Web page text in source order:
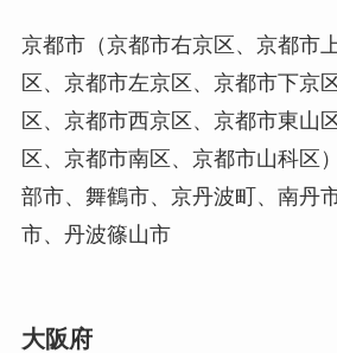
京都市（京都市右京区、京都市
区、京都市左京区、京都市下京
区、京都市西京区、京都市東山
区、京都市南区、京都市山科区
部市、舞鶴市、京丹波町、南丹
市、丹波篠山市
大阪府